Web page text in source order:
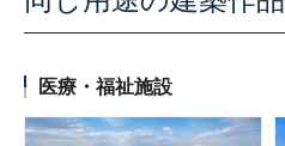
医療・福祉施設